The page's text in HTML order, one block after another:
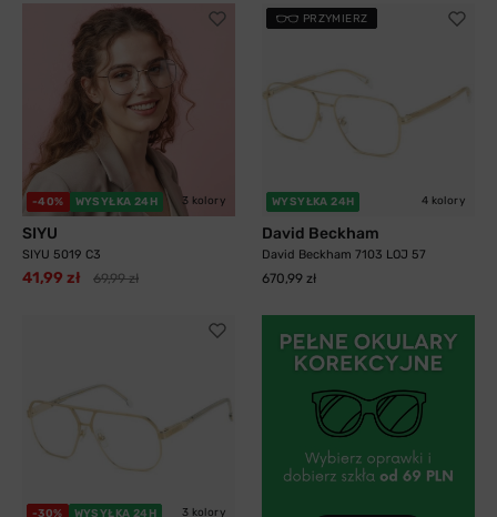
-40% WYSYŁKA 24H 3 kolory
SIYU
SIYU 5019 C3
41,99 zł 69,99 zł
PRZYMIERZ
WYSYŁKA 24H 4 kolory
David Beckham
David Beckham 7103 LOJ 57
670,99 zł
-30% WYSYŁKA 24H 3 kolory